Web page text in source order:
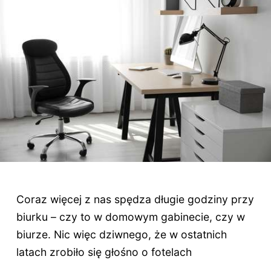
Coraz więcej z nas spędza długie godziny przy
biurku – czy to w domowym gabinecie, czy w
biurze. Nic więc dziwnego, że w ostatnich
latach zrobiło się głośno o fotelach